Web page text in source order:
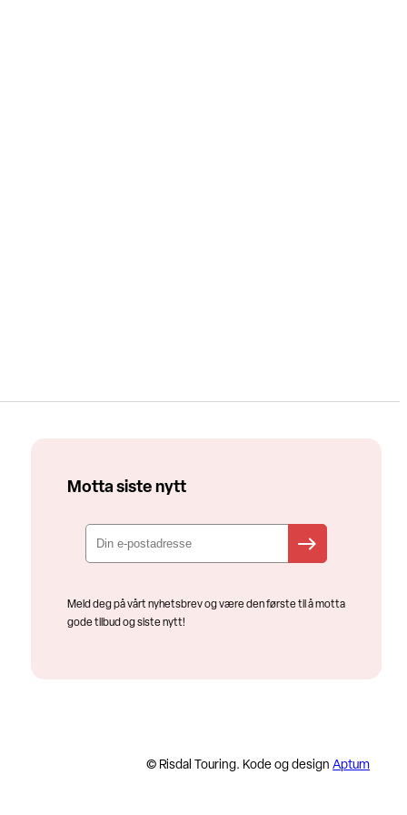
Motta siste nytt
Meld deg på vårt nyhetsbrev og være den første til å motta
gode tilbud og siste nytt!
© Risdal Touring. Kode og designAptum